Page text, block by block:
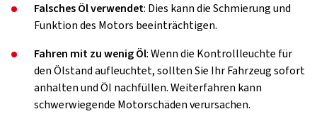
Falsches Öl verwendet: Dies kann die Schmierung und
Funktion des Motors beeinträchtigen.
Fahren mit zu wenig Öl: Wenn die Kontrollleuchte für
den Ölstand aufleuchtet, sollten Sie Ihr Fahrzeug sofort
anhalten und Öl nachfüllen. Weiterfahren kann
schwerwiegende Motorschäden verursachen.